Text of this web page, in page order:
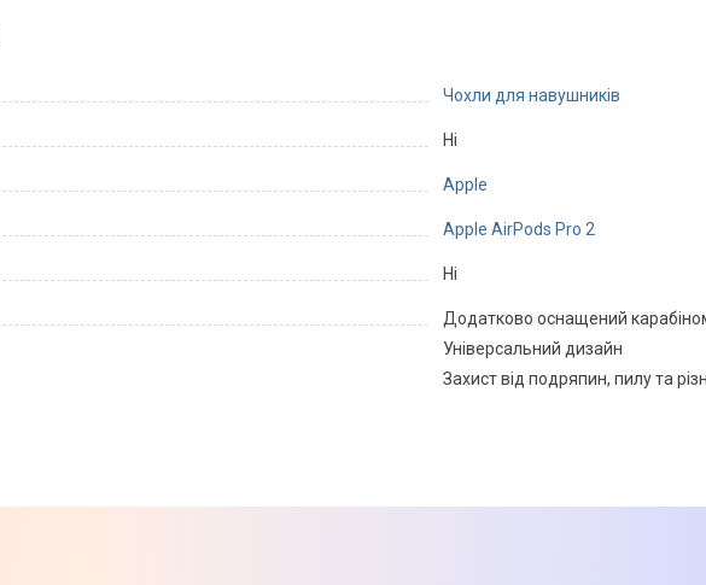
Чохли для навушників
Ні
Apple
Apple AirPods Pro 2
Ні
Додатково оснащений
Універсальний дизайн
Захист від подряпин, пилу та
Лавандовий